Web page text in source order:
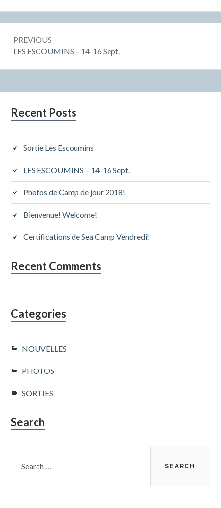
navigation
PREVIOUS
Previous:
LES ESCOUMINS – 14-16 Sept.
Subsidiary
Recent Posts
Sortie Les Escoumins
LES ESCOUMINS – 14-16 Sept.
Photos de Camp de jour 2018!
Bienvenue! Welcome!
Certifications de Sea Camp Vendredi!
Recent Comments
Categories
NOUVELLES
PHOTOS
SORTIES
Search
for: